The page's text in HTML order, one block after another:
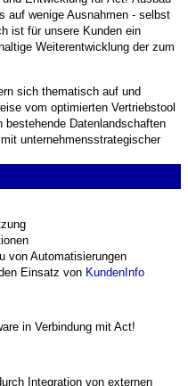
auf wenige Ausnahmen - selbst
ist für unsere Kunden ein
Weiter­entwicklung der zum
sich thematisch auf und
vom optimierten Vertriebstool
Daten­landschaften
unternehmens­strategischer
von Automatisierungen
Einsatz von KundenInfo
in Verbindung mit Act!
Integration von externen